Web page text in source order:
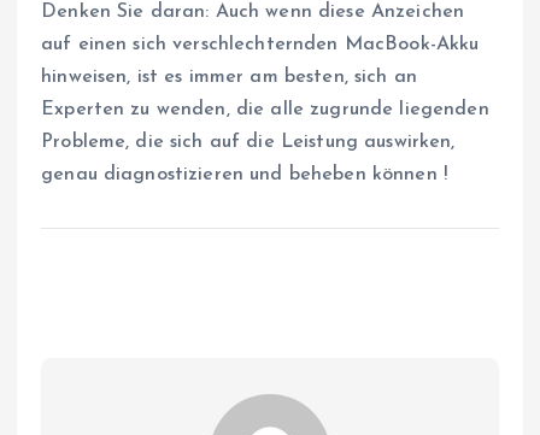
Denken Sie daran: Auch wenn diese Anzeichen
auf einen sich verschlechternden MacBook-Akku
hinweisen, ist es immer am besten, sich an
Experten zu wenden, die alle zugrunde liegenden
Probleme, die sich auf die Leistung auswirken,
genau diagnostizieren und beheben können !